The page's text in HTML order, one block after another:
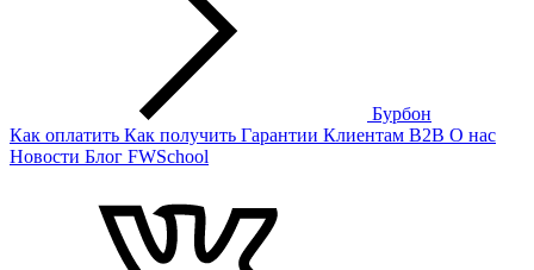
Бурбон
Как оплатить Как получить Гарантии Клиентам B2B О нас
Новости Блог FWSchool